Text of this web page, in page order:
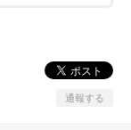
通報する